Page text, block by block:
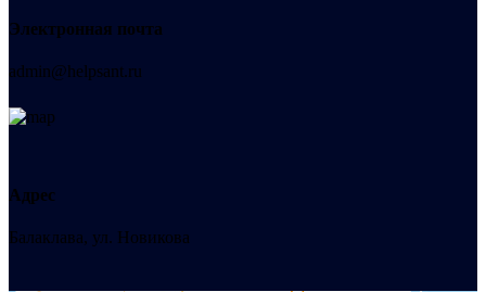
Электронная почта
admin@helpsant.ru
Адрес
Балаклава, ул. Новикова